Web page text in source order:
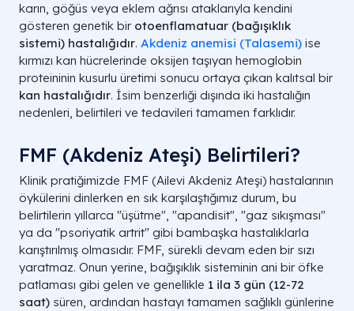
karın, göğüs veya eklem ağrısı ataklarıyla kendini
gösteren genetik bir otoenflamatuar (bağışıklık
sistemi) hastalığıdır. Akdeniz anemisi (Talasemi) ise
kırmızı kan hücrelerinde oksijen taşıyan hemoglobin
proteininin kusurlu üretimi sonucu ortaya çıkan kalıtsal bir
kan hastalığıdır. İsim benzerliği dışında iki hastalığın
nedenleri, belirtileri ve tedavileri tamamen farklıdır.
FMF (Akdeniz Ateşi) Belirtileri?
Klinik pratiğimizde FMF (Ailevi Akdeniz Ateşi) hastalarının
öykülerini dinlerken en sık karşılaştığımız durum, bu
belirtilerin yıllarca "üşütme", "apandisit", "gaz sıkışması"
ya da "psoriyatik artrit" gibi bambaşka hastalıklarla
karıştırılmış olmasıdır. FMF, sürekli devam eden bir sızı
yaratmaz. Onun yerine, bağışıklık sisteminin ani bir öfke
patlaması gibi gelen ve genellikle 1 ila 3 gün (12-72
saat) süren, ardından hastayı tamamen sağlıklı günlerine